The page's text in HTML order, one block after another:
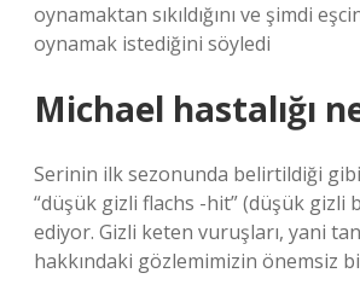
oynamaktan sıkıldığını ve şimdi
oynamak istediğini söyledi
Michael hastalığı
Serinin ilk sezonunda belirtildiği
“düşük gizli flachs -hit” (düşük gizli
ediyor. Gizli keten vuruşları, yani
hakkındaki gözlemimizin önemsiz